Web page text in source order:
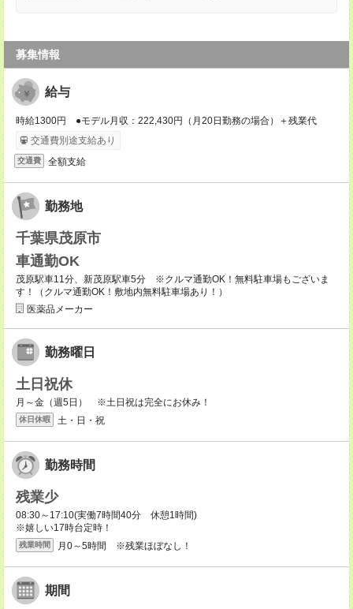
募集情報
給与
時給1300円 ●モデル月収：222,430円（月20日勤務の場合）＋残業代
交通費別途支給あり
交通費 全額支給
勤務地
千葉県茂原市
車通勤OK
茂原駅車11分、新茂原駅車5分 ※クルマ通勤OK！無料駐車場もございま
す！（クルマ通勤OK！敷地内無料駐車場あり！）
医薬品メーカー
勤務曜日
土日祝休
月～金（週5日） ※土日祝は完全にお休み！
休日休暇 土・日・祝
勤務時間
残業少
08:30～17:10(実働7時間40分 休憩1時間)
※嬉しい17時台定時！
残業時間 月0～5時間 ※残業ほぼなし！
期間